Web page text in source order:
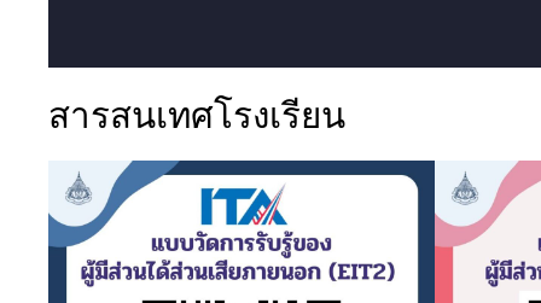
สารสนเทศโรงเรียน